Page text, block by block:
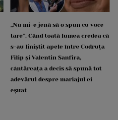
„Nu mi-e jenă să o spun cu voce
tare”. Când toată lumea credea că
s-au liniștit apele între Codruța
Filip și Valentin Sanfira,
cântăreața a decis să spună tot
adevărul despre mariajul ei
eșuat